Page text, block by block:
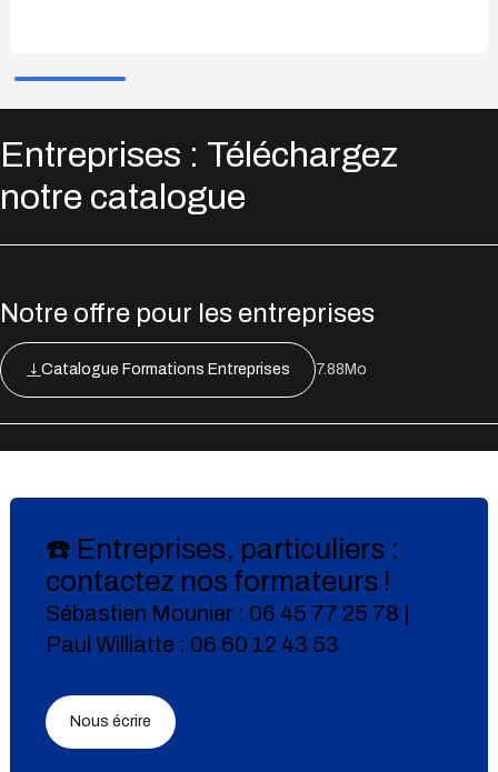
Entreprises : Téléchargez
notre catalogue
Notre offre pour les entreprises
Catalogue Formations Entreprises 7.88Mo
☎️ Entreprises, particuliers :
contactez nos formateurs !
Sébastien Mounier : 06 45 77 25 78 |
Paul Williatte : 06 60 12 43 53
Nous écrire